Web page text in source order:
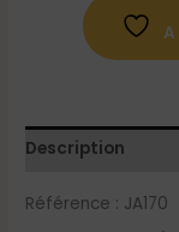
Description
Référence : JA170